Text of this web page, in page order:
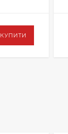
КУПИТИ